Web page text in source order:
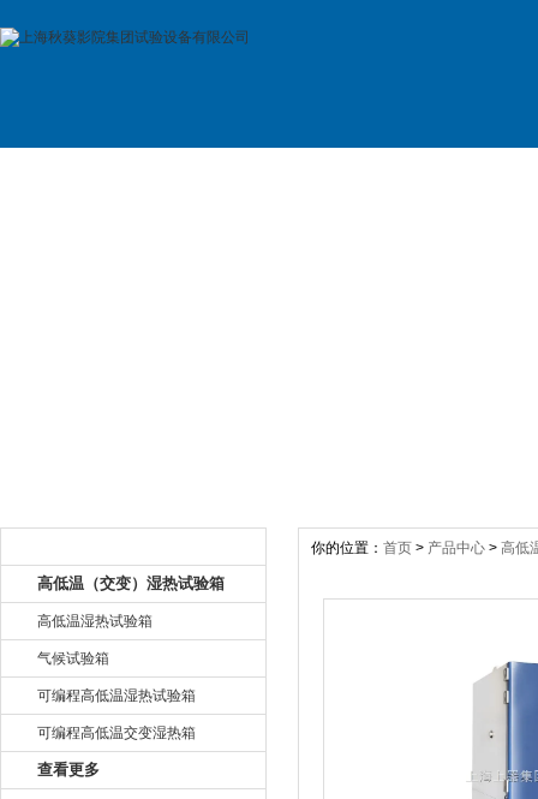
高低温（交变）湿热试验箱
高低温湿热试验箱
气候试验箱
可编程高低温湿热试验箱
可编程高低温交变湿热箱
查看更多
你的位置： 首页 > 产品中心 > 高低